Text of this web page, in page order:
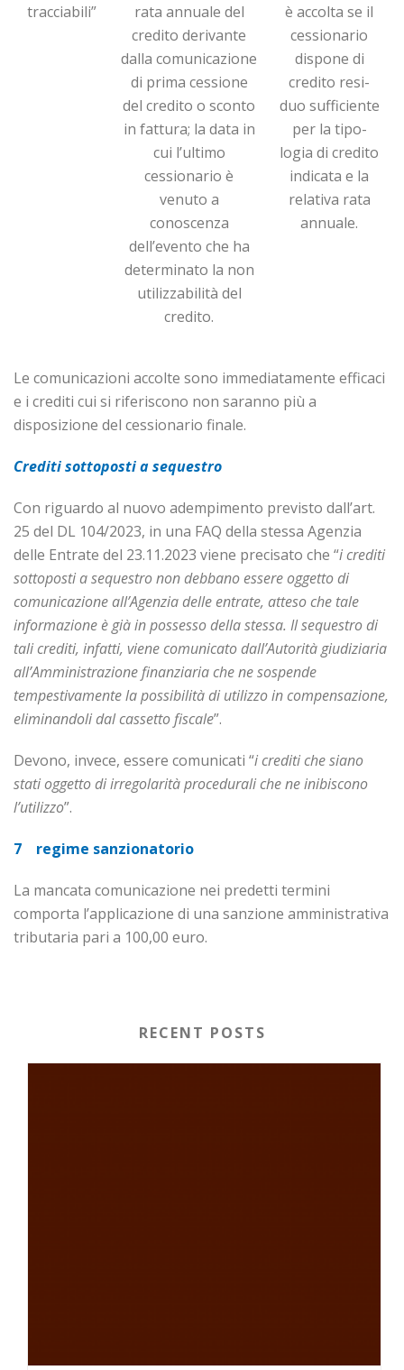
tracciabili”
rata annuale del
credito derivante
dalla comunicazione
di prima cessione
del credito o sconto
in fattura; la data in
cui l’ultimo
cessionario è
venuto a
conoscenza
dell’evento che ha
determinato la non
utilizzabilità del
credito.
è ac­col­ta se il
cessionario
dispone di
credito resi­
duo sufficiente
per la ti­po­
logia di credito
indi­ca­ta e la
relativa rata
an­­nuale.
Le comunicazioni accolte sono immediatamente efficaci
e i crediti cui si riferiscono non saranno più a
disposizione del cessionario finale.
Crediti sottoposti a sequestro
Con riguardo al nuovo adempimento previsto dall’art.
25 del DL 104/2023, in una FAQ della stessa Agenzia
delle Entrate del 23.11.2023 viene precisato che “i crediti
sottoposti a sequestro non debbano essere oggetto di
comunicazione all’Agenzia delle entrate, atteso che tale
informazione è già in possesso della stessa. Il sequestro di
tali crediti, infatti, viene comunicato dall’Autorità giudiziaria
all’Amministrazione finanziaria che ne sospende
tempestivamente la possibilità di utilizzo in compensazione,
eliminandoli dal cassetto fiscale”.
Devono, invece, essere comunicati “i crediti che siano
stati oggetto di irregolarità procedurali che ne inibiscono
l’utilizzo”.
7 regime sanzionatorio
La mancata comunicazione nei predetti termini
comporta l’applicazione di una sanzione amministrativa
tributaria pari a 100,00 euro.
RECENT POSTS